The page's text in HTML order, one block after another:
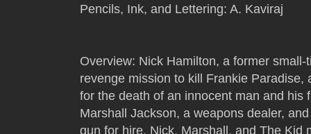
Pencils, Ink, and Lettering: A. Kaviraj
Overview: Nick Hamilton, a former
revenge mission to kill Frankie
for the death of an innocent man and his
Marshall Jackson, a weapons dealer,
gun for hire. Nick, Marshall, and The Kid